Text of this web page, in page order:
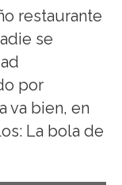
restaurante
se
por
va bien, en
La bola de